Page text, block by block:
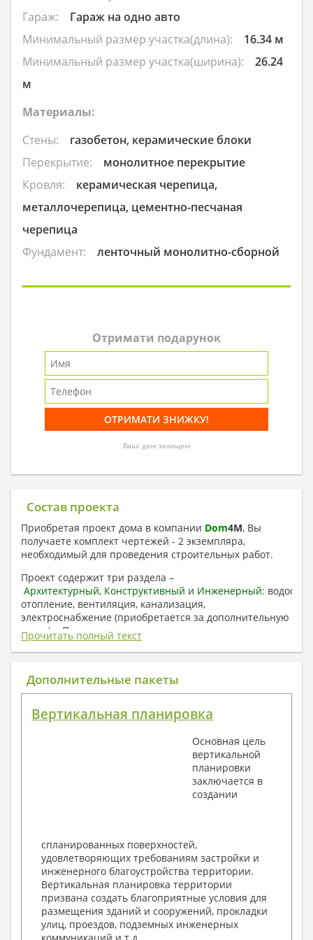
Гараж:
Гараж на одно авто
Минимальный размер участка(длина):
16.34 м
Минимальный размер участка(ширина):
26.24
м
Материалы:
Стены:
газобетон, керамические блоки
Перекрытие:
монолитное перекрытие
Кровля:
керамическая черепица,
металлочерепица, цементно-песчаная
черепица
Фундамент:
ленточный монолитно-сборной
Отримати подарунок
Ваші дані захищені
Состав проекта
Приобретая проект дома в компании Dom4M, Вы
получаете комплект чертежей - 2 экземпляра,
необходимый для проведения строительных работ.
Проект содержит три раздела –
Архитектурный, Конструктивный и Инженерный:
отопление, вентиляция, канализация,
электроснабжение (приобретается за дополнительную
плату) + Пояснительная записка.
1. Архитектурный раздел:
Общие данные по проекту
Поэтажные маркировочные планы с
Разрезы и состав конструкций
Фасады с ведомостью внешних отделок
Элементы проемов – спецификация
Ведомость перемычек – сечения и
Архитектурные узлы в конструкциях
2. Конструктивный раздел:
Общие данные по проекту
Схемы расположения и расчеты фундаментов
Элементы каркаса – схемы расположения
Схема расположения перекрытий
Прочитать полный текст
Дополнительные пакеты
Вертикальная планировка
Основная цель
вертикальной
планировки
заключается в
создании
спланированных поверхностей,
удовлетворяющих требованиям застройки и
инженерного благоустройства территории.
Вертикальная планировка территории
призвана создать благоприятные условия для
размещения зданий и сооружений, прокладки
улиц, проездов, подземных инженерных